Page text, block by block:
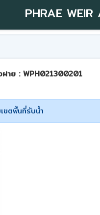
PHRAE WEIR
าย : WPH021300201
ขตพื้นที่รับน้ำ